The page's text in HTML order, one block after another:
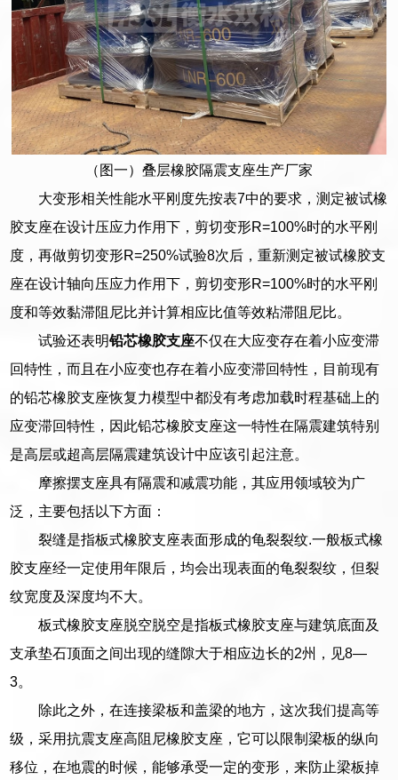
（图一）叠层橡胶隔震支座生产厂家
大变形相关性能水平刚度先按表7中的要求，测定被试橡
胶支座在设计压应力作用下，剪切变形R=100%时的水平刚
度，再做剪切变形R=250%试验8次后，重新测定被试橡胶支
座在设计轴向压应力作用下，剪切变形R=100%时的水平刚
度和等效黏滞阻尼比并计算相应比值等效粘滞阻尼比。
试验还表明铅芯橡胶支座不仅在大应变存在着小应变滞
回特性，而且在小应变也存在着小应变滞回特性，目前现有
的铅芯橡胶支座恢复力模型中都没有考虑加载时程基础上的
应变滞回特性，因此铅芯橡胶支座这一特性在隔震建筑特别
是高层或超高层隔震建筑设计中应该引起注意。
摩擦摆支座具有隔震和减震功能，其应用领域较为广
泛，主要包括以下方面：
裂缝是指板式橡胶支座表面形成的龟裂裂纹.一般板式橡
胶支座经一定使用年限后，均会出现表面的龟裂裂纹，但裂
纹宽度及深度均不大。
板式橡胶支座脱空脱空是指板式橡胶支座与建筑底面及
支承垫石顶面之间出现的缝隙大于相应边长的2州，见8—
3。
除此之外，在连接梁板和盖梁的地方，这次我们提高等
级，采用抗震支座高阻尼橡胶支座，它可以限制梁板的纵向
移位，在地震的时候，能够承受一定的变形，来防止梁板掉